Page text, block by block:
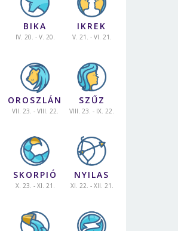
BIKA
IV. 20. - V. 20.
IKREK
V. 21. - VI. 21.
OROSZLÁN
VII. 23. - VIII. 22.
SZŰZ
VIII. 23. - IX. 22.
SKORPIÓ
X. 23. - XI. 21.
NYILAS
XI. 22. - XII. 21.